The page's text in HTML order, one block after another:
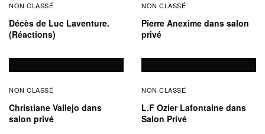
NON CLASSÉ
Décès de Luc Laventure.
(Réactions)
NON CLASSÉ
Pierre Anexime dans salon
privé
NON CLASSÉ
Christiane Vallejo dans
salon privé
NON CLASSÉ
L.F Ozier Lafontaine dans
Salon Privé